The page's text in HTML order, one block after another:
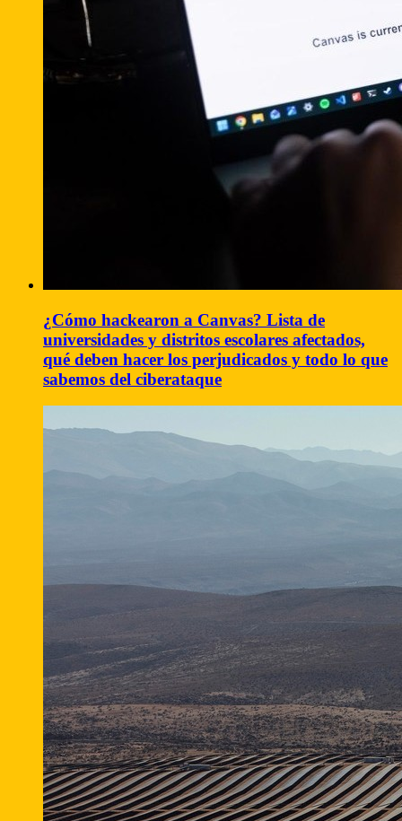
¿Cómo hackearon a Canvas? Lista de
universidades y distritos escolares afectados,
qué deben hacer los perjudicados y todo lo que
sabemos del ciberataque